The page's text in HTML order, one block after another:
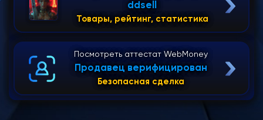
ddsell
Товары, рейтинг, статистика
Посмотреть аттестат WebMoney
Продавец верифицирован
Безопасная сделка